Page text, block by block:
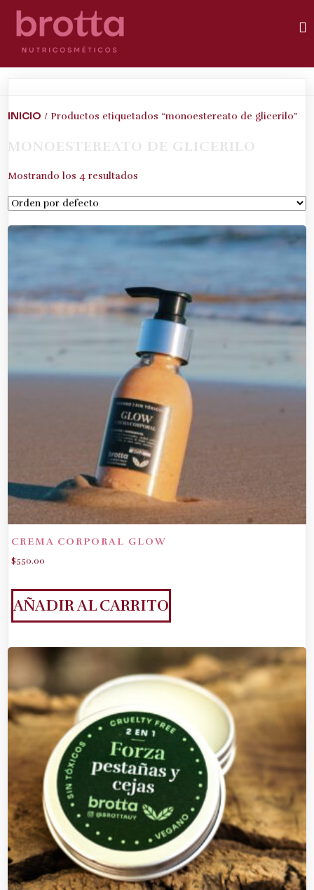
INICIO / Productos etiquetados “monoestereato de glicerilo”
MONOESTEREATO DE GLICERILO
Mostrando los 4 resultados
CREMA CORPORAL GLOW
$550.00
AÑADIR AL CARRITO